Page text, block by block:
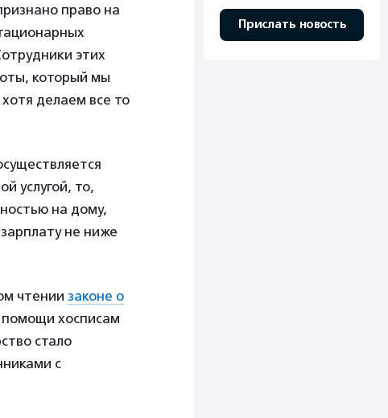
право на
этих
который мы
делаем все то
услугой, то,
на дому,
не ниже
чтении законе о
помощи хосписам
стало
с
Прислать новость